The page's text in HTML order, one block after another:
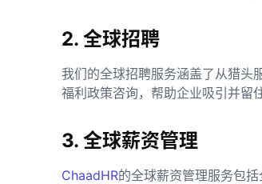
2. 全球招聘
我们的全球招聘服务涵盖了从猎头
福利政策咨询，帮助企业吸引并留
3. 全球薪资管理
ChaadHR的全球薪资管理服务包